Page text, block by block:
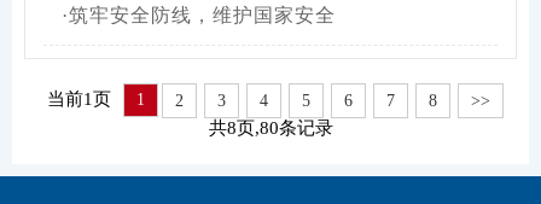
·筑牢安全防线，维护国家安全
当前1页 1 2 3 4 5 6 7 8 >>
共8页,80条记录